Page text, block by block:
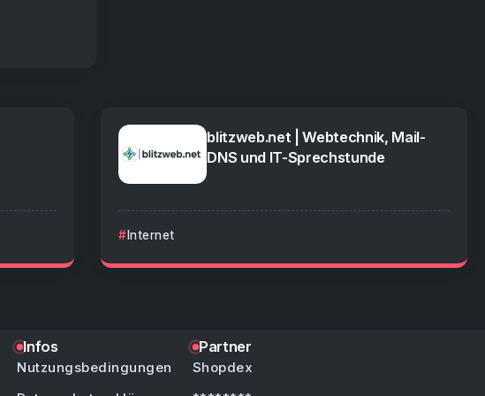
blitzweb.net | Webtechnik, Mail-
DNS und IT-Sprechstunde
Internet
Infos
Nutzungsbedingungen
Partner
Shopdex